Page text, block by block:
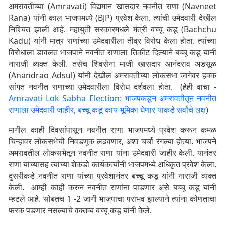
अमरावतीच्या (Amravati) विद्यमान खासदार नवनीत राणा (Navneet
Rana) यांनी काल भाजपमध्ये (BJP) प्रवेश केला. त्यांची उमेदवारी देखील
निश्चित झाली आहे. महायुती सरकारमधले मंत्री बच्चू कडू (Bachchu
Kadu) यांनी मात्र राणांच्या उमेदवारीला तीव्र विरोध केला होता. त्यांच्या
विरोधाला डावलत भाजपाने नवनीत राणाला तिकीट दिल्याने बच्चू कडू यांनी
नाराजी व्यक्त केली. तसेच शिवसेना माजी खासदार आनंदराव अडसूळ
(Anandrao Adsul) यांनी देखील अमरावतीच्या लोकसभा जागेवर हक्क
सांगत नवनीत राणाच्या उमेदवारीला विरोध दर्शवला होता. (हेही वाचा -
Amravati Lok Sabha Election: भाजपकडून अमरावतीतून नवनीत
राणाला उमेदवारी जाहीर, बच्चू कडू काय भूमिका घेणार याकडे सर्वांचे लक्ष)
मागील काही दिवसांपासून नवनीत राणा भाजपमध्ये प्रवेश करून कमळ
चिन्हावर लोकसभेची निवडणूक लढवणार, अशा चर्चा रंगल्या होत्या. भाजपने
अमरावतील लोकसभेतून नवनीत राणा यांना उमेदवारी जाहीर केली. यानंतर
राणा यांच्यासह त्यांच्या शेकडो कार्यकर्त्यांनी भाजपमध्ये अधिकृत प्रवेश केला.
दुसरीकडे नवनीत राणा यांच्या प्रवेशानंतर बच्चू कडू यांनी नाराजी व्यक्त
केली. आम्ही काही करुन नवनीत राणांना पाडणार असे बच्चू कडू यांनी
म्हटले आहे. सोबतच 1 -2 जागी भाजपाचा पराभव झाल्याने त्यांना कोणताचा
फरक पडणार नसल्याचे वक्तव्य बच्चू कडू यांनी केले.